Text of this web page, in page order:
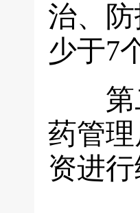
治、
少于7
药管
资进行